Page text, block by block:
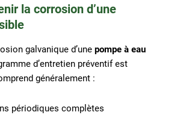
la corrosion d’une
galvanique d’unepompe à eau
d’entretien préventif est
généralement :
périodiques complètes